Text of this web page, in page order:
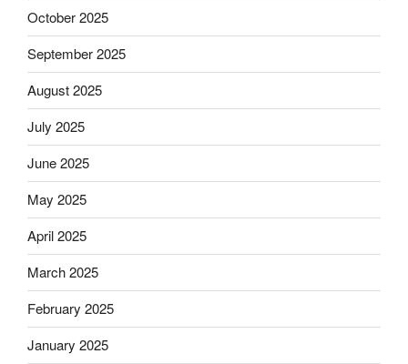
October 2025
September 2025
August 2025
July 2025
June 2025
May 2025
April 2025
March 2025
February 2025
January 2025